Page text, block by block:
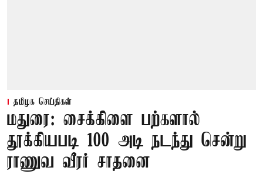
தமிழக செய்திகள்
மதுரை: சைக்கிளை பற்களால்
தூக்கியபடி 100 அடி நடந்து சென்று
ராணுவ வீரர் சாதனை